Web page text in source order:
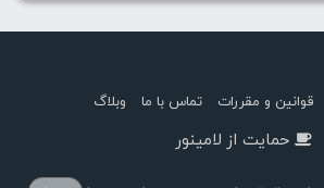
قوانین و مقررات تماس با ما وبلاگ
حمایت از لامینور